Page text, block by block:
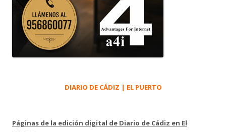
DIARIO DE CÁDIZ | EL PUERTO
Páginas de la edición digital de Diario de Cádiz en El